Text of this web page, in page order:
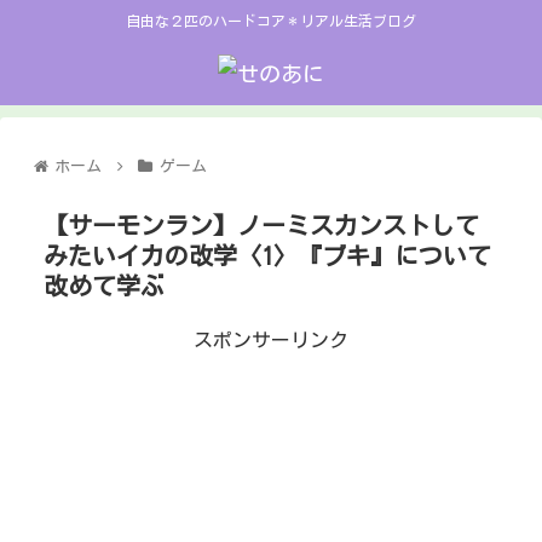
自由な２匹のハードコア＊リアル生活ブログ
ホーム ゲーム
【サーモンラン】ノーミスカンストして
みたいイカの改学〈1〉『ブキ』について
改めて学ぶ
スポンサーリンク